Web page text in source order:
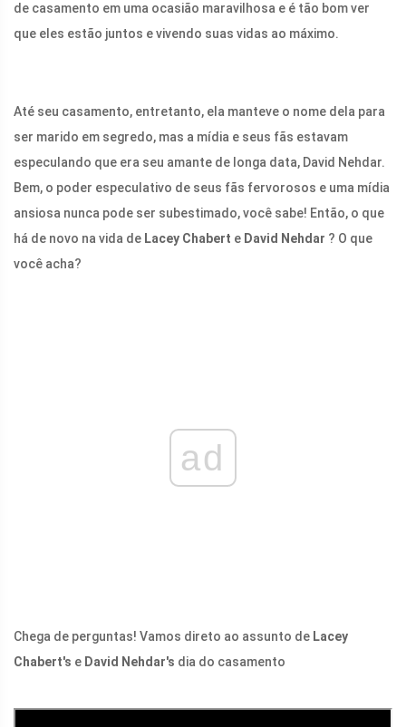
de casamento em uma ocasião maravilhosa e é tão bom ver
que eles estão juntos e vivendo suas vidas ao máximo.
Até seu casamento, entretanto, ela manteve o nome dela para
ser marido em segredo, mas a mídia e seus fãs estavam
especulando que era seu amante de longa data, David Nehdar.
Bem, o poder especulativo de seus fãs fervorosos e uma mídia
ansiosa nunca pode ser subestimado, você sabe! Então, o que
há de novo na vida de Lacey Chabert e David Nehdar ? O que
você acha?
ad
Chega de perguntas! Vamos direto ao assunto de Lacey
Chabert's e David Nehdar's dia do casamento